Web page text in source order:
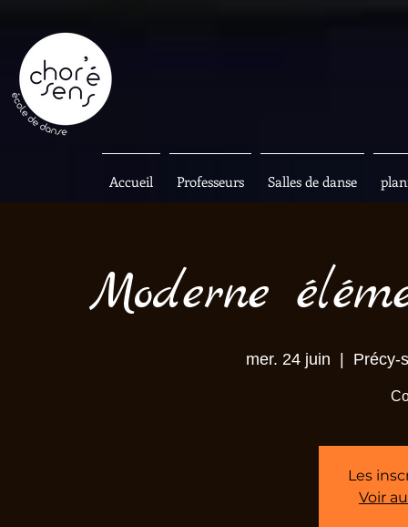
Accueil Professeurs Salles de danse
Moderne
mer. 24 juin Précy-
Les
Voir